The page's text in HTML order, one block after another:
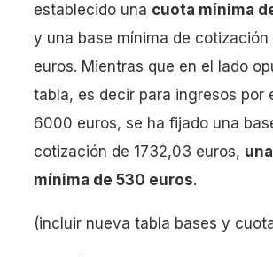
establecido una cuota mínima
y una base mínima de
euros. Mientras que en el lado
tabla, es decir para ingresos por
6000 euros, se ha fijado una
cotización de 1732,03 euros,
mínima de 530 euros.
(incluir nueva tabla bases y